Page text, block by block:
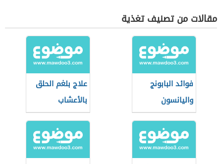
مقالات من تصنيف تغذية
فوائد البابونج
واليانسون
علاج بلغم الحلق
بالأعشاب